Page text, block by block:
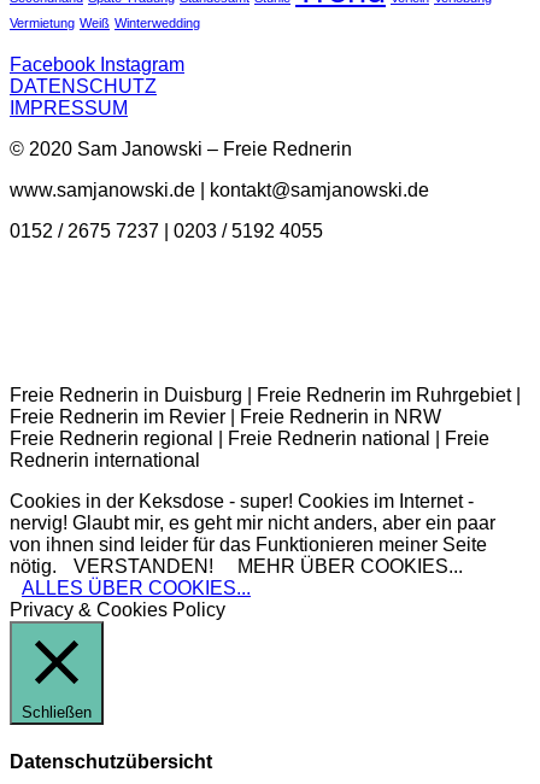
Vermietung Weiß Winterwedding
Facebook Instagram
DATENSCHUTZ
IMPRESSUM
© 2020 Sam Janowski – Freie Rednerin
www.samjanowski.de | kontakt@samjanowski.de
0152 / 2675 7237 | 0203 / 5192 4055
Freie Rednerin in Duisburg | Freie Rednerin im Ruhrgebiet |
Freie Rednerin im Revier | Freie Rednerin in NRW
Freie Rednerin regional | Freie Rednerin national | Freie
Rednerin international
Cookies in der Keksdose - super! Cookies im Internet -
nervig! Glaubt mir, es geht mir nicht anders, aber ein paar
von ihnen sind leider für das Funktionieren meiner Seite
nötig.
VERSTANDEN!
MEHR ÜBER COOKIES...
ALLES ÜBER COOKIES...
Privacy & Cookies Policy
Schließen
Datenschutzübersicht